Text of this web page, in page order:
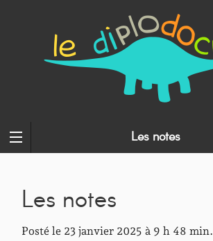
Les notes
Les notes
Posté le 23 janvier 2025 à 9 h 48 min.